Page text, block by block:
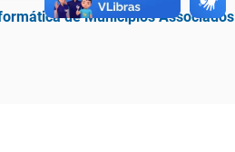
de Municípios Associados